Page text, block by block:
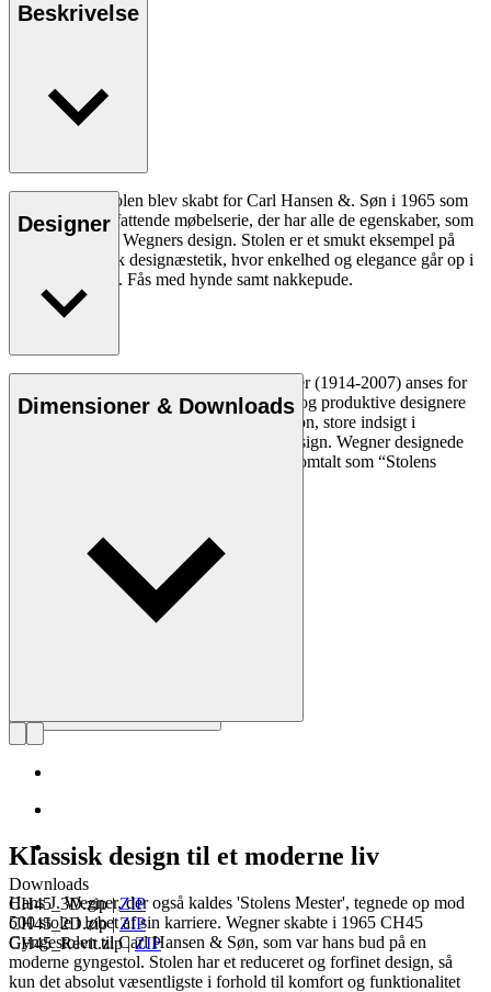
Beskrivelse
CH45 Gyngestolen blev skabt for Carl Hansen &. Søn i 1965 som
en del af en omfattende møbelserie, der har alle de egenskaber, som
er så typiske for Wegners design. Stolen er et smukt eksempel på
moderne nordisk designæstetik, hvor enkelhed og elegance går op i
en højere enhed. Fås med hynde samt nakkepude.
Læs mere
Designer
Den danske møbeldesigner Hans J. Wegner (1914-2007) anses for
at være en af de mest kreative, innovative og produktive designere
nogensinde. Han var kendt for sin præcision, store indsigt i
håndværk og kompromisløse tilgang til design. Wegner designede
næsten 500 stole i sin levetid og blev ofte omtalt som “Stolens
Dimensioner & Downloads
Downloads
CH45_3D.zip|ZIP
CH45_2D.zip|ZIP
CH45_Revit.zip|ZIP
Klassisk design til et moderne liv
Hans J. Wegner, der også kaldes 'Stolens Mester', tegnede op mod
500 stole i løbet af sin karriere. Wegner skabte i 1965 CH45
Gyngestolen til Carl Hansen & Søn, som var hans bud på en
moderne gyngestol. Stolen har et reduceret og forfinet design, så
kun det absolut væsentligste i forhold til komfort og funktionalitet